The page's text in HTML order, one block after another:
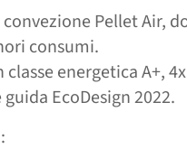
Pellet Air,
consumi.
energetica A+,
EcoDesign 2022.